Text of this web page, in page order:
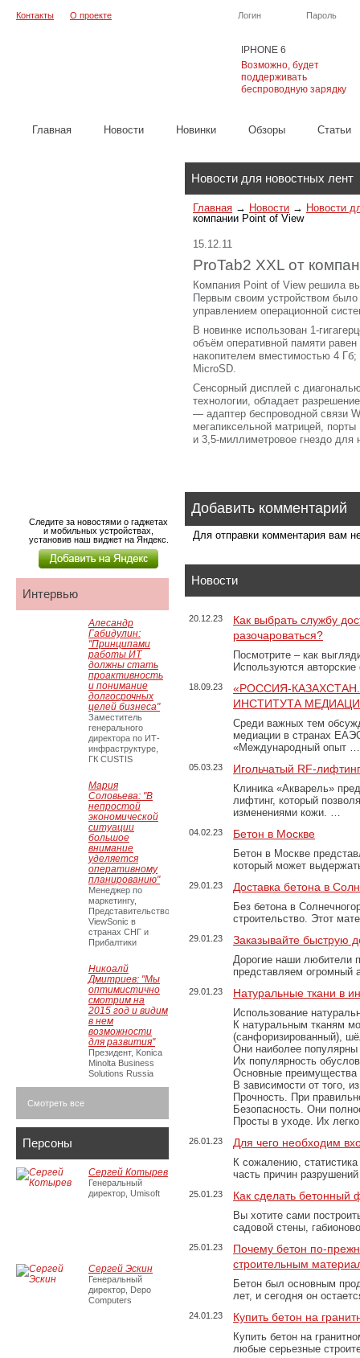
IPHONE 6
Возможно, будет
поддерживать
беспроводную зарядку
Логин Пароль
Контакты О проекте
Главная Новости Новинки Обзоры Cтатьи
Новости для новостных лент
Главная → Новости → Новости
компании Point of View
15.12.11
ProTab2 XXL от
Компания Point of View решила
Первым своим устройством
управлением операционной
В новинке использован 1-
объём оперативной памяти
накопителем вместимостью 4
MicroSD.
Сенсорный дисплей с
технологии, обладает
— адаптер беспроводной связи
мегапиксельной матрицей,
и 3,5-миллиметровое гнездо для
Добавить комментарий
Для отправки комментария вам
Новости
20.12.23
Как выбрать службу
разочароваться?
Посмотрите – как
Используются
18.09.23
«РОССИЯ-
ИНСТИТУТА
Среди важных тем
медиации в странах
«Международный опыт …
05.03.23 Игольчатый RF-
Клиника «Акварель»
лифтинг, который
изменениями кожи. …
04.02.23 Бетон в Москве
Бетон в Москве
который может
29.01.23 Доставка бетона в
Без бетона в
строительство. Этот
29.01.23 Заказывайте быструю
Дорогие наши любители
представляем огромный
29.01.23 Натуральные ткани в
Использование
К натуральным тканям
(санфоризированный),
Они наиболее популярны
Их популярность
Основные преимущества
В зависимости от того,
Прочность. При
Безопасность. Они
Просты в уходе. Их
26.01.23 Для чего необходим
К сожалению,
часть причин
25.01.23 Как сделать бетонный
Вы хотите сами
садовой стены,
25.01.23
Почему бетон по-
строительным
Бетон был основным
лет, и сегодня он
24.01.23 Купить бетон на
Купить бетон на
любые серьезные
Следите за новостями о гаджетах
и мобильных устройствах,
установив наш виджет на Яндекс.
Интервью
Алесандр
Габидулин:
"Принципами
работы ИТ
должны стать
проактивность
и понимание
долгосрочных
целей бизнеса"
Заместитель
генерального
директора по ИТ-
инфраструктуре,
ГК CUSTIS
Мария
Соловьева: "В
непростой
экономической
ситуации
большое
внимание
уделяется
оперативному
планированию"
Менеджер по
маркетингу,
Представительство
ViewSonic в
странах СНГ и
Прибалтики
Никоалй
Дмитриев: "Мы
оптимистично
смотрим на
2015 год и видим
в нем
возможности
для развития"
Президент, Konica
Minolta Business
Solutions Russia
Смотреть все
Персоны
Сергей Котырев
Генеральный
директор, Umisoft
Сергей Эскин
Генеральный
директор, Depo
Computers